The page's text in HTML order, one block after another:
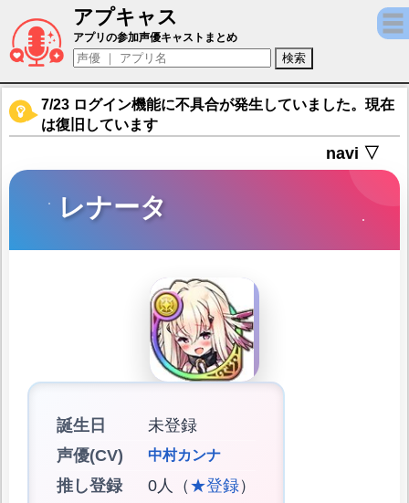
アプキャス
レナータ（声優：中村カンナ)【ラストピリ
アプリの参加声優キャストまとめ
7/23 ログイン機能に不具合が発生していました。現在
は復旧しています
navi ▽
レナータ
誕生日
未登録
声優(CV)
中村カンナ
推し登録 0人（ ★登録）